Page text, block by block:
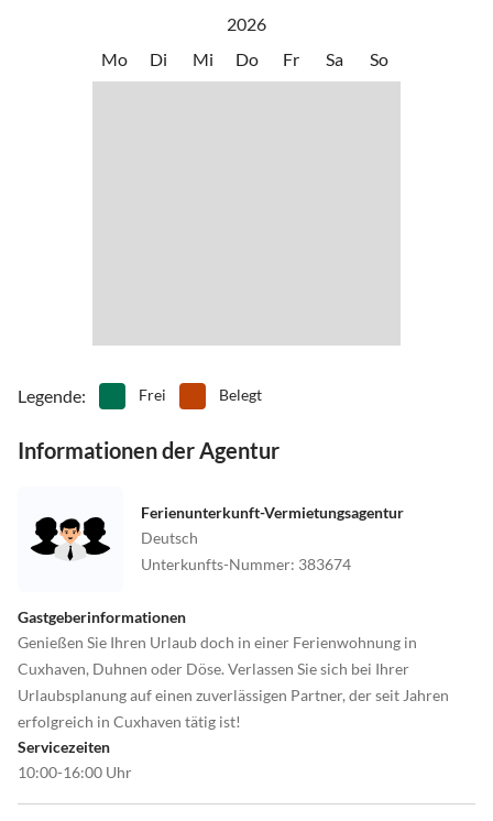
2026
Mo
Di Mi Do Fr Sa So
Legende: Frei Belegt
Informationen der Agentur
Ferienunterkunft-Vermietungsagentur
Deutsch
Unterkunfts-Nummer: 383674
Gastgeberinformationen
Genießen Sie Ihren Urlaub doch in einer Ferienwohnung in
Cuxhaven, Duhnen oder Döse. Verlassen Sie sich bei Ihrer
Urlaubsplanung auf einen zuverlässigen Partner, der seit Jahren
erfolgreich in Cuxhaven tätig ist!
Servicezeiten
10:00-16:00 Uhr